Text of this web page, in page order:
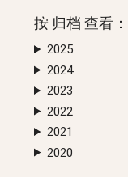
按 归档 查看：
2025
2024
2023
2022
2021
2020